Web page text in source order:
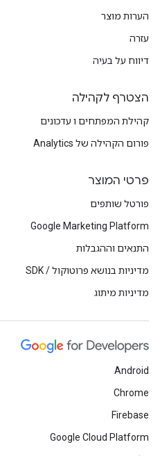
הערות מוצר
עזרה
דיווח על בעיה
הצטרף לקהילה
קהילת המפתחים ו עדכונים
פורום הקהילה של Analytics
פרטי המוצר
פורטל שותפים
Google Marketing Platform
התנאים וההגבלות
מדיניות בנושא פרוטוקול / SDK
מדיניות מיתוג
Android
Chrome
Firebase
Google Cloud Platform